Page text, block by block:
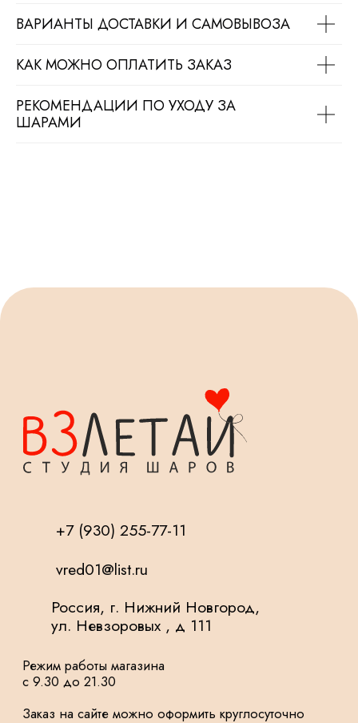
ВАРИАНТЫ ДОСТАВКИ И САМОВЫВОЗА
КАК МОЖНО ОПЛАТИТЬ ЗАКАЗ
РЕКОМЕНДАЦИИ ПО УХОДУ ЗА
ШАРАМИ